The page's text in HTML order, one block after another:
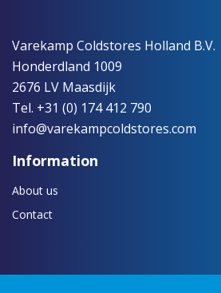
Varekamp Coldstores Holland B.V.
Honderdland 1009
2676 LV Maasdijk
Tel. +31 (0) 174 412 790
info@varekampcoldstores.com
Information
About us
Contact